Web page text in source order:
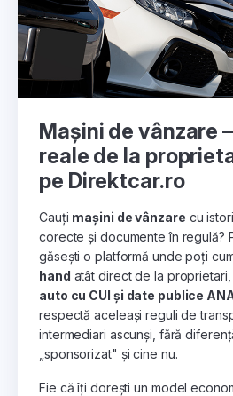
Mașini de vânzare
reale de la
pe Direktcar.ro
Cauți mașini de vânzare cu
corecte și documente în regulă?
găsești o platformă unde poți
hand atât direct de la proprietari,
auto cu CUI și date publice
respectă aceleași reguli de
intermediari ascunși, fără
„sponsorizat" și cine nu.
Fie că îți dorești un model